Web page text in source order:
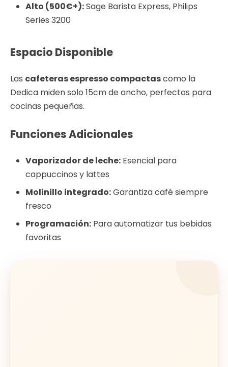
Alto (500€+):Sage Barista Express, Philips
Series 3200
Espacio Disponible
Las cafeteras espresso compactascomo la
Dedica miden solo 15cm de ancho, perfectas para
cocinas pequeñas.
Funciones Adicionales
Vaporizador de leche: Esencial para
cappuccinos y lattes
Molinillo integrado:Garantiza café siempre
fresco
Programación: Para automatizar tus bebidas
favoritas